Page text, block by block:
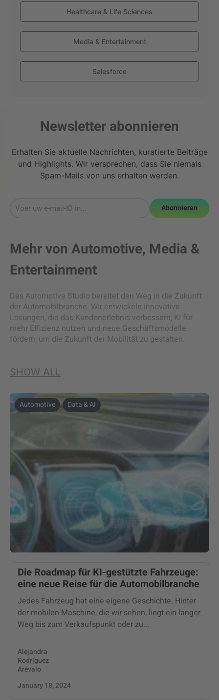
Healthcare & Life Sciences
Media & Entertainment
Salesforce
Newsletter abonnieren
Erhalten Sie aktuelle Nachrichten, kuratierte Beiträge
und Highlights. Wir versprechen, dass Sie niemals
Spam-Mails von uns erhalten werden.
Abonnieren
Mehr von Automotive, Media &
Entertainment
Das Automotive Studio bereitet den Weg in die Zukunft
der Automobilbranche. Wir entwickeln innovative
Lösungen, die das Kundenerlebnis verbessern, KI für
mehr Effizienz nutzen und neue Geschäftsmodelle
fördern, um die Zukunft der Mobilität zu gestalten.
SHOW ALL
Automotive Data & AI
Die Roadmap für KI-gestützte Fahrzeuge:
eine neue Reise für die Automobilbranche
Jedes Fahrzeug hat eine eigene Geschichte. Hinter
der mobilen Maschine, die wir sehen, liegt ein langer
Weg bis zum Verkaufspunkt oder zu...
Alejandra
Rodríguez
Arévalo
January 18, 2024